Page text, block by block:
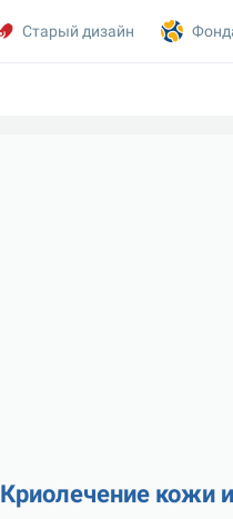
Криолечение кожи
Старый дизайн